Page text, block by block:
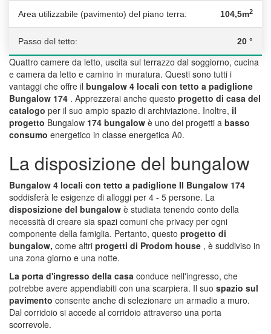
Area utilizzabile (pavimento) del piano terra: 104,5m2
Passo del tetto: 20 °
Quattro camere da letto, uscita sul terrazzo dal soggiorno, cucina
e camera da letto e camino in muratura. Questi sono tutti i
vantaggi che offre il bungalow 4 locali con tetto a padiglione
Bungalow 174 . Apprezzerai anche questo progetto di casa del
catalogo per il suo ampio spazio di archiviazione. Inoltre, il
progetto Bungalow 174 bungalow è uno dei progetti a basso
consumo energetico in classe energetica A0.
La disposizione del bungalow
Bungalow 4 locali con tetto a padiglione Il Bungalow 174
soddisferà le esigenze di alloggi per 4 - 5 persone. La
disposizione del bungalow è studiata tenendo conto della
necessità di creare sia spazi comuni che privacy per ogni
componente della famiglia. Pertanto, questo progetto di
bungalow, come altri progetti di Prodom house , è suddiviso in
una zona giorno e una notte.
La porta d'ingresso della casa conduce nell'ingresso, che
potrebbe avere appendiabiti con una scarpiera. Il suo spazio sul
pavimento consente anche di selezionare un armadio a muro.
Dal corridoio si accede al corridoio attraverso una porta
scorrevole.